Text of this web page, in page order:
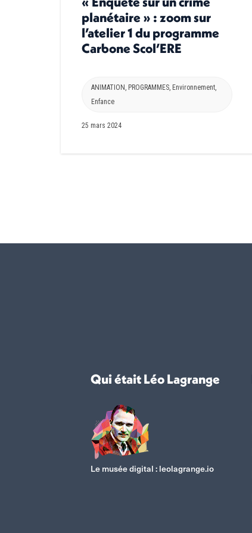
planétaire » : zoom sur
l’atelier 1 du programme
Carbone Scol’ERE
ANIMATION , PROGRAMMES, Environnement,
Enfance
25 mars 2024
Qui était Léo Lagrange
Le musée digital : leolagrange.io